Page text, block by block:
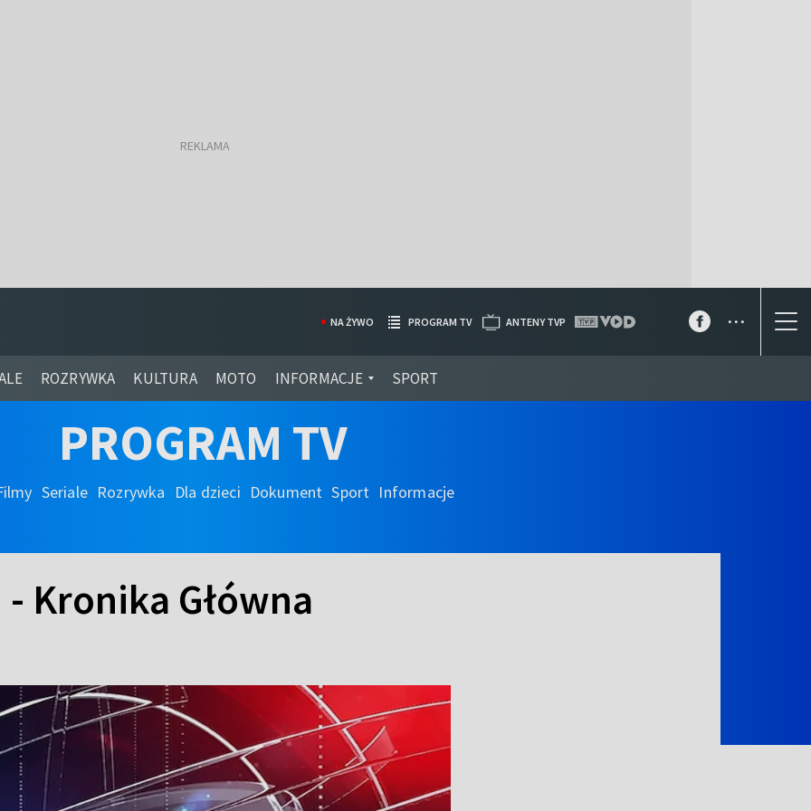
ROZRYWKA KULTURA MOTO INFORMACJE SPORT
NA ŻYWO PROGRAM TV ANTENY TVP ...
PROGRAM TV
Seriale Rozrywka Dla dzieci Dokument Sport Informacje
Kronika Główna